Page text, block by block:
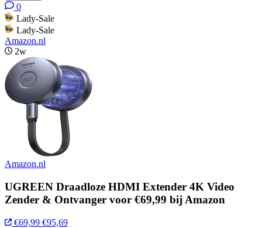
0
Lady-Sale
Lady-Sale
Amazon.nl
2w
Amazon.nl
UGREEN Draadloze HDMI Extender 4K Video
Zender & Ontvanger voor €69,99 bij Amazon
€69,99 €95,69